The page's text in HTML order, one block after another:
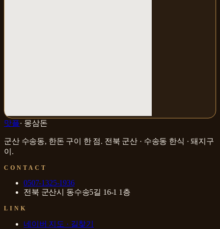
맛플· 몽삼돈
군산 수송동, 한돈 구이 한 점. 전북 군산 · 수송동 한식 · 돼지구
이 .
CONTACT
0507-1325-1936
전북 군산시 동수송5길 16-1 1층
LINK
네이버 지도 · 길찾기